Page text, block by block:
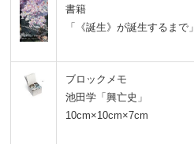
書籍
「《誕生》が誕生するまで」
ブロックメモ
池田学「興亡史」
10cm×10cm×7cm